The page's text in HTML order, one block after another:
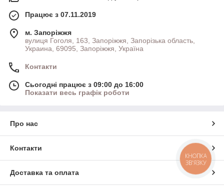
Працює з 07.11.2019
м. Запоріжжя
вулиця Гоголя, 163, Запоріжжя, Запорізька область,
Украина, 69095, Запоріжжя, Україна
Контакти
Сьогодні працює з 09:00 до 16:00
Показати весь графік роботи
Про нас
Контакти
Доставка та оплата
КНОПКА
ЗВ'ЯЗКУ